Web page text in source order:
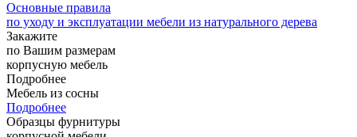
Основные правила
по уходу и эксплуатации мебели из натурального дерева
Закажите
по Вашим размерам
корпусную мебель
Подробнее
Мебель из сосны
Подробнее
Образцы фурнитуры